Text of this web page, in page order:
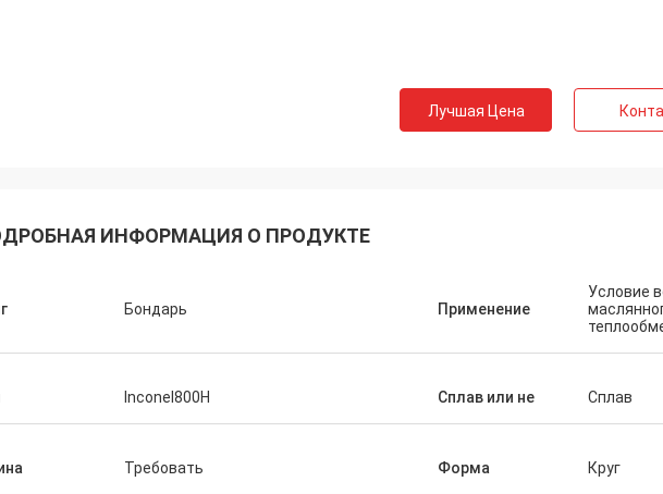
Лучшая Цена
ИНФОРМАЦИЯ О ПРОДУКТЕ
Бондарь Применение
Условие
Inconel800H Сплав или не Сплав
Требовать Форма Круг